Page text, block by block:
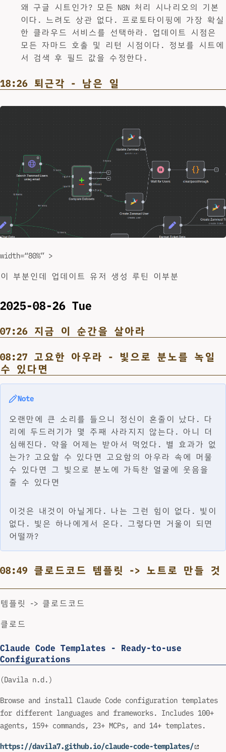
왜 구글 시트인가? 모든 N8N 처리 시나리오의 기본
이다. 느려도 상관 없다. 프로토타이핑에 가장 확실
한 클라우드 서비스를 선택하라. 업데이트 시점은
모든 자마드 호출 및 리턴 시점이다. 정보를 시트에
서 검색 후 필드 값을 수정한다.
18:26 퇴근각 - 남은 일
width=“80%” >
이 부분인데 업데이트 유저 생성 루틴 이부분
2025-08-26 Tue
07:26 지금 이 순간을 살아라
08:27 고요한 아우라 - 빛으로 분노를 녹일
수 있다면
Note
오랜만에 큰 소리를 들으니 정신이 혼줄이 났다. 다
리에 두드러기가 몇 주째 사라지지 않는다. 아니 더
심해진다. 약을 어제는 받아서 먹었다. 별 효과가 없
는가? 고요할 수 있다면 고요함의 아우라 속에 머물
수 있다면 그 빛으로 분노에 가득찬 얼굴에 웃음을
줄 수 있다면
이것은 내것이 아닐게다. 나는 그런 힘이 없다. 빛이
없다. 빛은 하나에게서 온다. 그렇다면 거울이 되면
어떨까?
08:49 클로드코드 템플릿 -> 노트로 만들 것
템플릿 -> 클로드코드
클로드
Claude Code Templates - Ready-to-use
Configurations
(Davila n.d.)
Browse and install Claude Code configuration templates
for different languages and frameworks. Includes 100+
agents, 159+ commands, 23+ MCPs, and 14+ templates.
https://davila7.github.io/claude-code-templates/